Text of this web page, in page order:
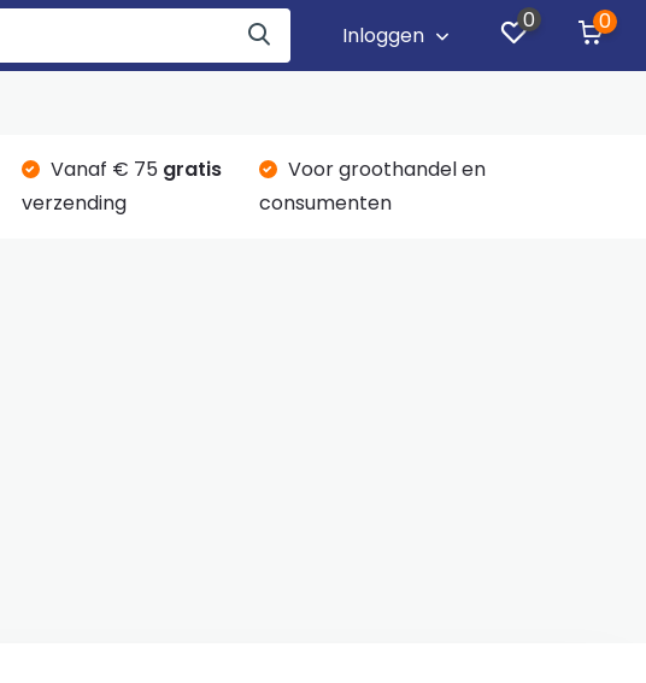
Inloggen
0 0
Vanaf € 75 gratis
verzending
Voor groothandel en
consumenten